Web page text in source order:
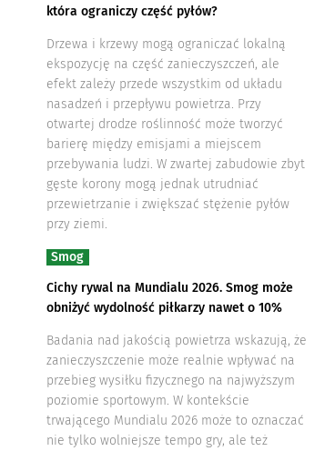
która ograniczy część pyłów?
Drzewa i krzewy mogą ograniczać lokalną
ekspozycję na część zanieczyszczeń, ale
efekt zależy przede wszystkim od układu
nasadzeń i przepływu powietrza. Przy
otwartej drodze roślinność może tworzyć
barierę między emisjami a miejscem
przebywania ludzi. W zwartej zabudowie zbyt
gęste korony mogą jednak utrudniać
przewietrzanie i zwiększać stężenie pyłów
przy ziemi.
Smog
Cichy rywal na Mundialu 2026. Smog może
obniżyć wydolność piłkarzy nawet o 10%
Badania nad jakością powietrza wskazują, że
zanieczyszczenie może realnie wpływać na
przebieg wysiłku fizycznego na najwyższym
poziomie sportowym. W kontekście
trwającego Mundialu 2026 może to oznaczać
nie tylko wolniejsze tempo gry, ale też